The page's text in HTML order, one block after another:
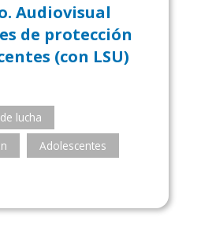
Audiovisual
de protección
(con LSU)
lucha
Adolescentes